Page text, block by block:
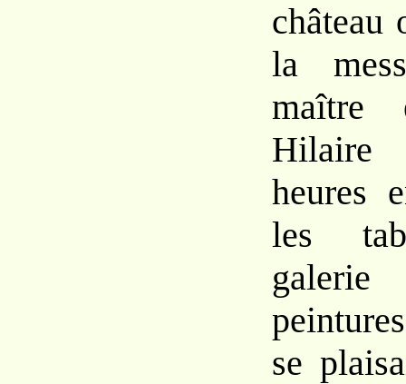
la
maître
heures
les
se